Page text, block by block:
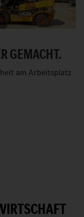
GEMACHT.
am Arbeitsplatz